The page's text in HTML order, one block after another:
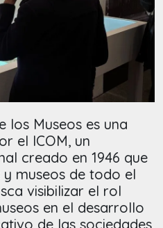
los Museos es una
el ICOM, un
creado en 1946 que
museos de todo el
visibilizar el rol
en el desarrollo
de las sociedades,